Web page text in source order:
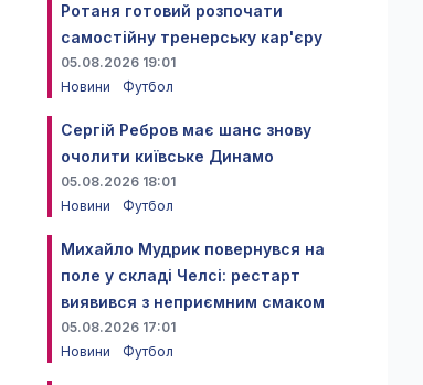
Ротаня готовий розпочати
самостійну тренерську кар'єру
05.08.2026 19:01
Новини
Футбол
Сергій Ребров має шанс знову
очолити київське Динамо
05.08.2026 18:01
Новини
Футбол
Михайло Мудрик повернувся на
поле у складі Челсі: рестарт
виявився з неприємним смаком
05.08.2026 17:01
Новини
Футбол